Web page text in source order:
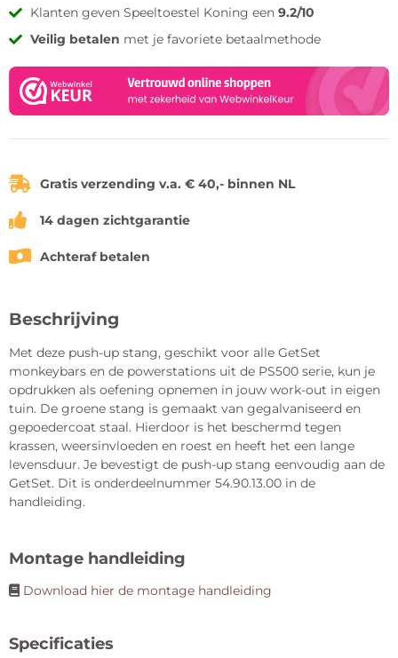
Klanten geven Speeltoestel Koning een 9.2/10
Veilig betalen met je favoriete betaalmethode
Gratis verzending v.a. € 40,- binnen NL
14 dagen zichtgarantie
Achteraf betalen
Beschrijving
Met deze push-up stang, geschikt voor alle GetSet
monkeybars en de powerstations uit de PS500 serie, kun je
opdrukken als oefening opnemen in jouw work-out in eigen
tuin. De groene stang is gemaakt van gegalvaniseerd en
gepoedercoat staal. Hierdoor is het beschermd tegen
krassen, weersinvloeden en roest en heeft het een lange
levensduur. Je bevestigt de push-up stang eenvoudig aan de
GetSet. Dit is onderdeelnummer 54.90.13.00 in de
handleiding.
Montage handleiding
Download hier de montage handleiding
Specificaties